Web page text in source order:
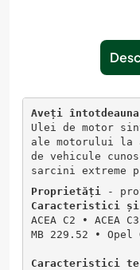
Aveți
Ulei de motor
ale motorului la
de vehicule
sarcini extreme
Proprietăți
-
Caracteristici
ACEA C2 • ACEA
MB 229.52 • Opel
Caracteristici